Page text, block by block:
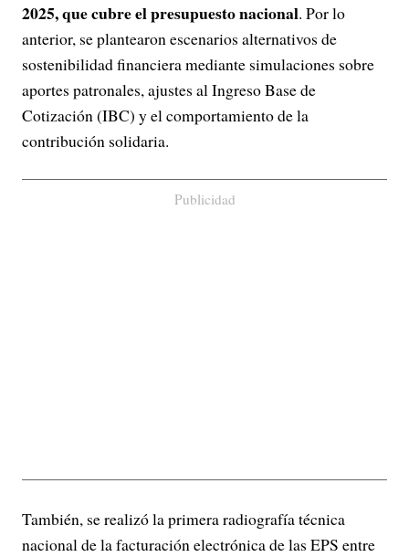
2025, que cubre el presupuesto nacional. Por lo
anterior, se plantearon escenarios alternativos de
sostenibilidad financiera mediante simulaciones sobre
aportes patronales, ajustes al Ingreso Base de
Cotización (IBC) y el comportamiento de la
contribución solidaria.
Publicidad
También, se realizó la primera radiografía técnica
nacional de la facturación electrónica de las EPS entre